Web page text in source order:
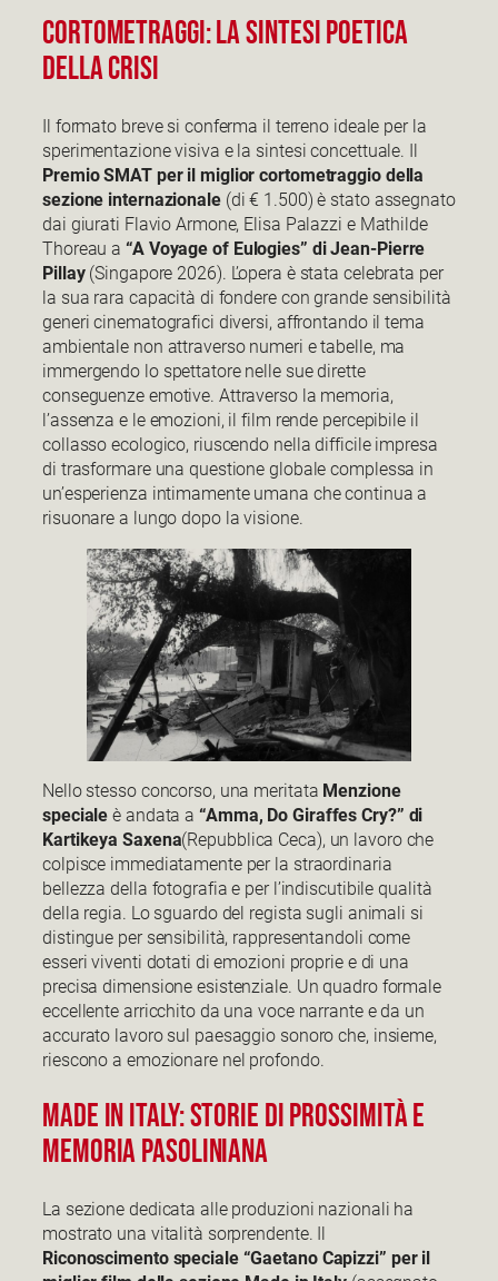
Cortometraggi: La Sintesi Poetica
della Crisi
Il formato breve si conferma il terreno ideale per la
sperimentazione visiva e la sintesi concettuale. Il
Premio SMAT per il miglior cortometraggio della
sezione internazionale(di € 1.500) è stato assegnato
dai giurati Flavio Armone, Elisa Palazzi e Mathilde
Thoreau a“A Voyage of Eulogies” di Jean-Pierre
Pillay(Singapore 2026). L’opera è stata celebrata per
la sua rara capacità di fondere con grande sensibilità
generi cinematografici diversi, affrontando il tema
ambientale non attraverso numeri e tabelle, ma
immergendo lo spettatore nelle sue dirette
conseguenze emotive. Attraverso la memoria,
l’assenza e le emozioni, il film rende percepibile il
collasso ecologico, riuscendo nella difficile impresa
di trasformare una questione globale complessa in
un’esperienza intimamente umana che continua a
risuonare a lungo dopo la visione.
Nello stesso concorso, una meritata Menzione
speciale è andata a“Amma, Do Giraffes Cry?” di
Kartikeya Saxena(Repubblica Ceca), un lavoro che
colpisce immediatamente per la straordinaria
bellezza della fotografia e per l’indiscutibile qualità
della regia. Lo sguardo del regista sugli animali si
distingue per sensibilità, rappresentandoli come
esseri viventi dotati di emozioni proprie e di una
precisa dimensione esistenziale. Un quadro formale
eccellente arricchito da una voce narrante e da un
accurato lavoro sul paesaggio sonoro che, insieme,
riescono a emozionare nel profondo.
Made in Italy: Storie di Prossimità e
Memoria Pasoliniana
La sezione dedicata alle produzioni nazionali ha
mostrato una vitalità sorprendente. Il
Riconoscimento speciale “Gaetano Capizzi” per il